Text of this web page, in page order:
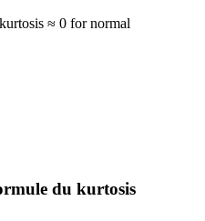
≈ 0 for normal
du kurtosis